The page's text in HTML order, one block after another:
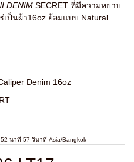
DENIM SECRET ที่มีความหยาบ
ป็นผ้า16oz ย้อมแบบ Natural
Denim 16oz
นาที 57 วินาที Asia/Bangkok